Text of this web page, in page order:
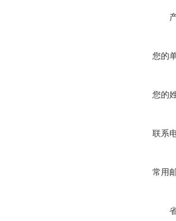
您的
您的
联系
常用